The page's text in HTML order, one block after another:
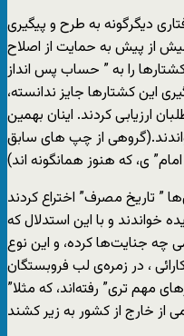
ديگرگونه به طرح و پيگيری
از پيش به حمايت از اصلاح
را به ” حساب پس انداز
اين کشتارها جايز ندانسته،
ارزيابی کردند. اينان بهمين
از چپ های سابق
” تاريخ مصرف” اختراع کردند
خواندند و با اين استدلال که
چه جنايت‌ها کرده، و اين نوع
، در زمره‌ی لب فروبستگان
مهم تری” رفته‌اند، که مثلا”